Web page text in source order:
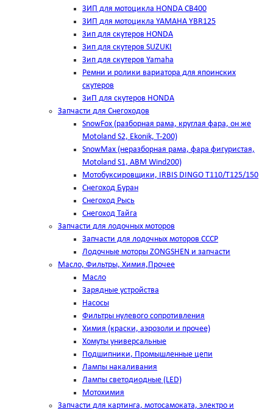
ЗИП для мотоцикла HONDA CB400
ЗИП для мотоцикла YAMAHA YBR125
Зип для скутеров HONDA
Зип для скутеров SUZUKI
Зип для скутеров Yamaha
Ремни и ролики вариатора для япоинских
скутеров
ЗиП для скутеров HONDA
Запчасти для Снегоходов
SnowFox (разборная рама, круглая фара, он же
Motoland S2, Ekonik, T-200)
SnowMax (неразборная рама, фара фигуристая,
Motoland S1, ABM Wind200)
Мотобуксировщики, IRBIS DINGO Т110/Т125/150
Снегоход Буран
Снегоход Рысь
Снегоход Тайга
Запчасти для лодочных моторов
Запчасти для лодочных моторов СССР
Лодочные моторы ZONGSHEN и запчасти
Масло, Фильтры, Химия,Прочее
Масло
Зарядные устройства
Насосы
Фильтры нулевого сопротивления
Химия (краски, аэрозоли и прочее)
Хомуты универсальные
Подшипники, Промышленные цепи
Лампы накаливания
Лампы светодиодные (LED)
Мотохимия
Запчасти для картинга, мотосамоката, электро и